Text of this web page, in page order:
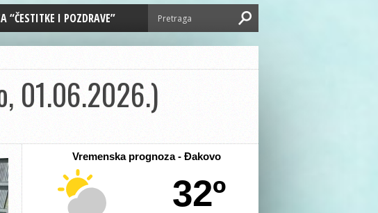
“ČESTITKE I POZDRAVE”
01.06.2026.)
Vremenska prognoza - Đakovo
32º